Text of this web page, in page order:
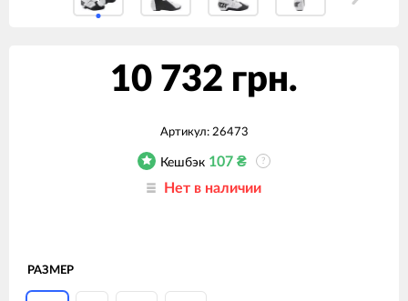
10 732 грн.
Артикул: 26473
Кешбэк 107 ₴ ?
Нет в наличии
РАЗМЕР